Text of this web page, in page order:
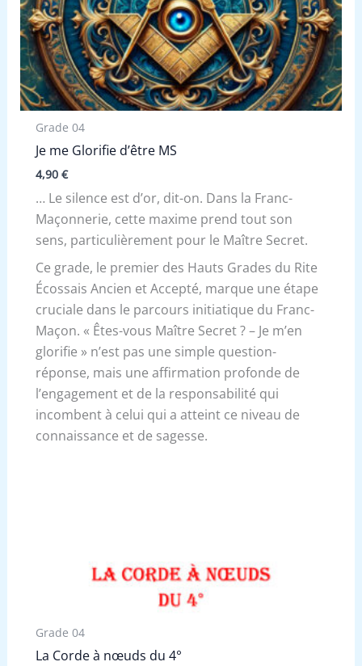
Grade 04
Je me Glorifie d’être MS
4,90 €
… Le silence est d’or, dit-on. Dans la Franc-
Maçonnerie, cette maxime prend tout son
sens, particulièrement pour le Maître Secret.
Ce grade, le premier des Hauts Grades du Rite
Écossais Ancien et Accepté, marque une étape
cruciale dans le parcours initiatique du Franc-
Maçon. « Êtes-vous Maître Secret ? – Je m’en
glorifie » n’est pas une simple question-
réponse, mais une affirmation profonde de
l’engagement et de la responsabilité qui
incombent à celui qui a atteint ce niveau de
connaissance et de sagesse.
Grade 04
La Corde à nœuds du 4°